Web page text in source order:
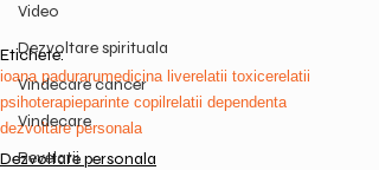
Video
Dezvoltare spirituala
Vindecare cancer
Vindecare
Revelatii
Etichete:
ioana padurarumedicina liverelatii toxicerelatii
psihoterapieparinte copil relatii dependenta
dezvoltare personala
Dezvoltare personala